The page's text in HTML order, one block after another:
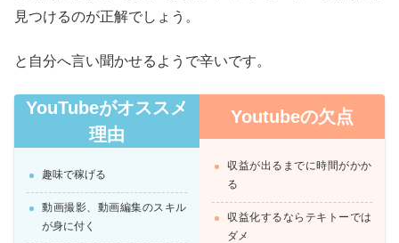
見つけるのが正解でしょう。
と自分へ言い聞かせるようで辛いです。
YouTubeがオススメ
理由
趣味で稼げる
動画撮影、動画編集のスキル
が身に付く
Youtubeの欠点
収益が出るまでに時間がかか
る
収益化するならテキトーでは
ダメ